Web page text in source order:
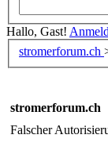
Hallo, Gast!
stromerforum.ch
stromerforum.ch
Falscher